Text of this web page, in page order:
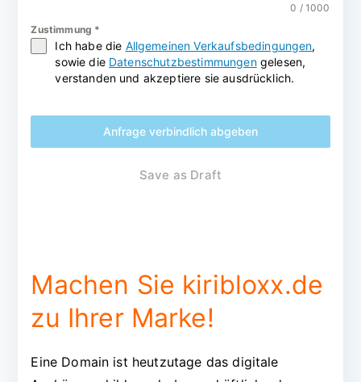
0 / 1000
Zustimmung *
Ich habe die Allgemeinen Verkaufsbedingungen,
sowie die Datenschutzbestimmungengelesen,
verstanden und akzeptiere sie ausdrücklich.
Anfrage verbindlich abgeben
Save as Draft
Machen Sie kiribloxx.de
zu Ihrer Marke!
Eine Domain ist heutzutage das digitale